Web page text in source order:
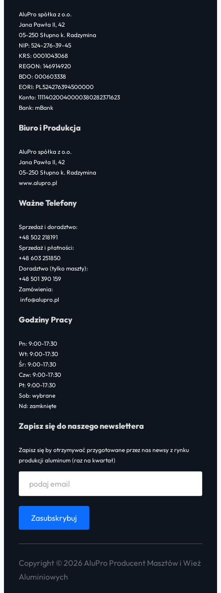
b
o
o
k
t
e
r
e
d
I
n
AluPro spółka z o.o.
Jana Pawła II, 42
05-250 Słupno k. Radzymina
NIP: 524-276-39-45
KRS: 0001043068
REGON: 146914920
BDO: 000603338
EORI: PL524276394500000
Konto: 11114020040000380282371623
Bank: mBank
Biuro i Produkcja
AluPro spółka z o.o.
Jana Pawła II, 42
05-250 Słupno k. Radzymina
www.alupro.pl
Ważne Telefony
Sprzedaż i doradztwo:
+48 502 218191
Sprzedaż i płatności:
+48 603 251850
Doradztwo (tylko maszty):
+48 501 390 159
Zamówienia:
info@alupro.pl
Godziny Pracy
Pn: 9:00-17:30
Wt: 9:00-17:30
Śr: 9:00-17:30
Czw: 9:00-17:30
Pt: 9:00-17:30
Sob: wybrane
Nd: zamknięte
Zapisz się do naszego newslettera
Zapisz się by otrzymywać przygotowane przez nas newsy z rynku
produkcji aluminum (raz na kwartał)
Copyright © 2026 AluPro Producent Masztów i Wież
Aluminiowych